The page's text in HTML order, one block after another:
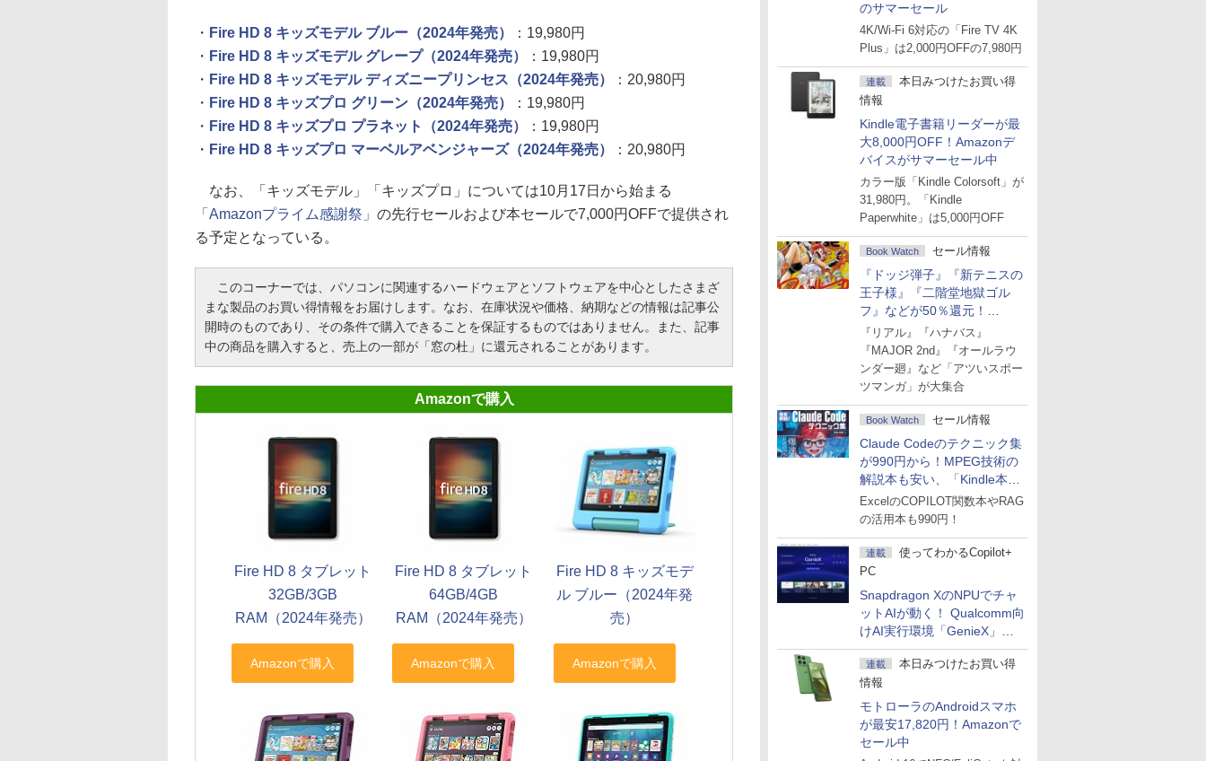
のサマーセール
4K/Wi-Fi 6対応の「Fire TV 4K
Plus」は2,000円OFFの7,980円
連載
本日みつけたお買い得
情報
Kindle電子書籍リーダーが最
大8,000円OFF！Amazonデ
バイスがサマーセール中
カラー版「Kindle Colorsoft」が
31,980円。「Kindle
Paperwhite」は5,000円OFF
Book Watch セール情報
『ドッジ弾子』『新テニスの
王子様』『二階堂地獄ゴル
フ』などが50％還元！
Amazonマンガ週末セール
『リアル』『ハナバス』
『MAJOR 2nd』『オールラウ
ンダー廻』など「アツいスポー
ツマンガ」が大集合
Book Watch セール情報
Claude Codeのテクニック集
が990円から！MPEG技術の
解説本も安い、「Kindle本サ
マーセール」第2弾開始！
ExcelのCOPILOT関数本やRAG
の活用本も990円！
連載
使ってわかるCopilot+
PC
Snapdragon XのNPUでチャ
ットAIが動く！ Qualcomm向
けAI実行環境「GenieX」を
試してみた
連載
本日みつけたお買い得
情報
モトローラのAndroidスマホ
が最安17,820円！Amazonで
セール中
・ Fire HD 8 キッズモデル ブルー（2024年発売）
：19,980円
・ Fire HD 8 キッズモデル グレープ（2024年発売）
：19,980円
・ Fire HD 8 キッズモデル ディズニープリンセス（2024年発売）
：20,980円
・ Fire HD 8 キッズプロ グリーン（2024年発売）
：19,980円
・ Fire HD 8 キッズプロ プラネット（2024年発売）
：19,980円
・ Fire HD 8 キッズプロ マーベルアベンジャーズ（2024年発売） ：20,980円
なお、「キッズモデル」「キッズプロ」については10月17日から始まる
「Amazonプライム感謝祭」 の先行セールおよび本セールで7,000円OFFで提供され
る予定となっている。
このコーナーでは、パソコンに関連するハードウェアとソフトウェアを中心としたさまざ
まな製品のお買い得情報をお届けします。なお、在庫状況や価格、納期などの情報は記事公
開時のものであり、その条件で購入できることを保証するものではありません。また、記事
中の商品を購入すると、売上の一部が「窓の杜」に還元されることがあります。
Amazonで購入
Fire HD 8 タブレット
32GB/3GB
RAM（2024年発売）
Fire HD 8 タブレット
64GB/4GB
RAM（2024年発売）
Fire HD 8 キッズモデ
ル ブルー（2024年発
売）